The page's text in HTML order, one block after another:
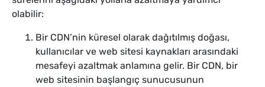
olabilir:
Bir CDN’nin küresel olarak dağıtılmış doğası,
kullanıcılar ve web sitesi kaynakları arasındaki
mesafeyi azaltmak anlamına gelir. Bir CDN, bir
web sitesinin başlangıç sunucusunun